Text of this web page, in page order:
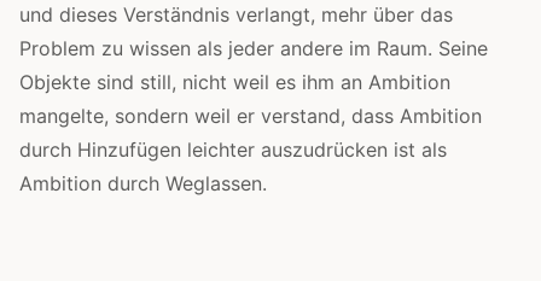
und dieses Verständnis verlangt, mehr über das
Problem zu wissen als jeder andere im Raum. Seine
Objekte sind still, nicht weil es ihm an Ambition
mangelte, sondern weil er verstand, dass Ambition
durch Hinzufügen leichter auszudrücken ist als
Ambition durch Weglassen.